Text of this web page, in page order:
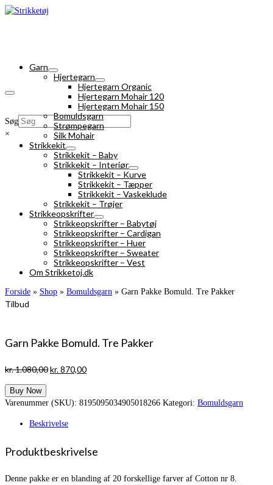
Søg
×
Garn
Hjertegarn
Hjertegarn Organic
Hjertegarn Mohair 120
Hjertegarn Mohair 150
Bomuldsgarn
Strømpegarn
Silk Mohair
Strikkekit
Strikkekit – Baby
Strikkekit – Interiør
Strikkekit – Kurve
Strikkekit – Tæpper
Strikkekit – Vaskeklude
Strikkekit – Trøjer
Strikkeopskrifter
Strikkeopskrifter – Babytøj
Strikkeopskrifter – Cardigan
Strikkeopskrifter – Huer
Strikkeopskrifter – Sweater
Strikkeopskrifter – Vest
Om Strikketoj.dk
Forside » Shop » Bomuldsgarn » Garn Pakke Bomuld. Tre Pakker
Tilbud
Garn Pakke Bomuld. Tre Pakker
kr.1.080,00Den
var:
kr.870,00Den
er:
Buy Now
Varenummer (SKU): 8195095034905018266 Kategori: Bomuldsgarn
Beskrivelse
Produktbeskrivelse
Denne pakke er en blanding af 20 forskellige farver af Cotton nr 8.